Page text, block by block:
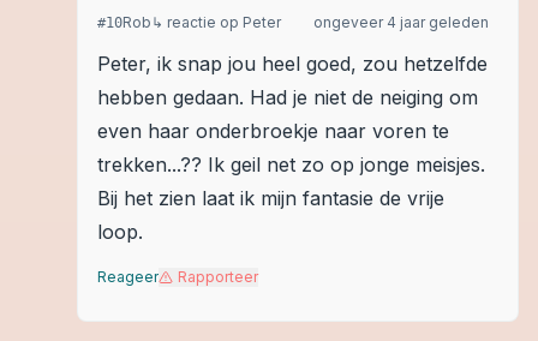
#10Rob ↳ reactie op Peter ongeveer 4 jaar geleden
Peter, ik snap jou heel goed, zou hetzelfde
hebben gedaan. Had je niet de neiging om
even haar onderbroekje naar voren te
trekken...?? Ik geil net zo op jonge meisjes.
Bij het zien laat ik mijn fantasie de vrije
loop.
Reageer Rapporteer